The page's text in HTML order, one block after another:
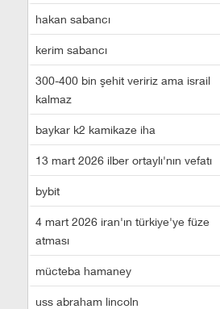
hakan sabancı
kerim sabancı
300-400 bin şehit veririz ama israil
kalmaz
baykar k2 kamikaze iha
13 mart 2026 ilber ortaylı'nın vefatı
bybit
4 mart 2026 iran'ın türkiye'ye füze
atması
mücteba hamaney
uss abraham lincoln